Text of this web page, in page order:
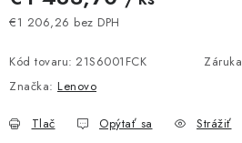
€1 206,26 bez DPH
Kód tovaru: 21S6001FCK Záruka
Značka: Lenovo
Tlač Opýtať sa Strážiť